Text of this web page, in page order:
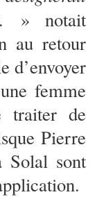
» notait
au retour
d’envoyer
femme
traiter de
Pierre
Solal sont